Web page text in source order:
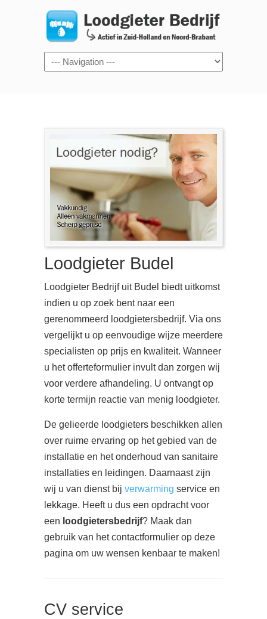
Navigation
Loodgieter Budel
Loodgieter Bedrijf uit Budel biedt uitkomst
indien u op zoek bent naar een
gerenommeerd loodgietersbedrijf. Via ons
vergelijkt u op eenvoudige wijze meerdere
specialisten op prijs en kwaliteit. Wanneer
u het offerteformulier invult dan zorgen wij
voor verdere afhandeling. U ontvangt op
korte termijn reactie van menig loodgieter.
De gelieerde loodgieters beschikken allen
over ruime ervaring op het gebied van de
installatie en het onderhoud van sanitaire
installaties en leidingen. Daarnaast zijn
wij u van dienst bij verwarming service en
lekkage. Heeft u dus een opdracht voor
een loodgietersbedrijf? Maak dan
gebruik van het contactformulier op deze
pagina om uw wensen kenbaar te maken!
CV service